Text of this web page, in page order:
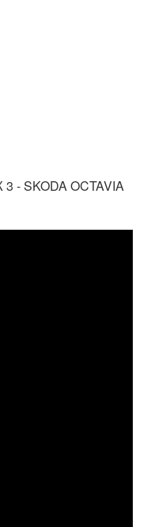
SKODA OCTAVIA